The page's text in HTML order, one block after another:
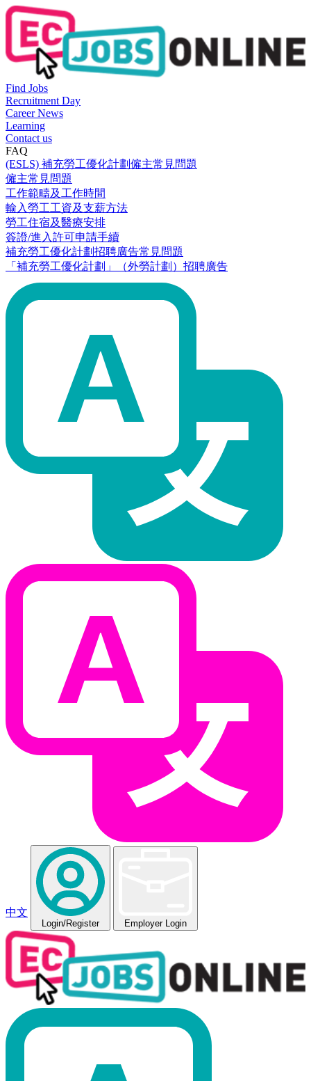
Find Jobs
Recruitment Day
Career News
Learning
Contact us
FAQ
(ESLS) 補充勞工優化計劃僱主常見問題
僱主常見問題
工作範疇及工作時間
輸入勞工工資及支薪方法
勞工住宿及醫療安排
簽證/進入許可申請手續
補充勞工優化計劃招聘廣告常見問題
「補充勞工優化計劃」（外勞計劃）招聘廣告
中文
Login/Register Employer Login